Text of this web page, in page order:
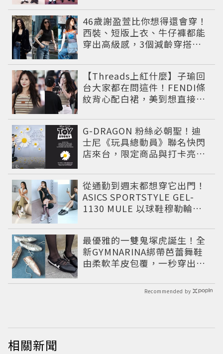
46歲謝盈萱比你想得還會穿！
西裝、短版上衣、牛仔褲都能
穿出高級感，3個減齡穿搭公
【Threads上紅什麼】子瑜回
台大家都在問這件！FENDI條
紋背心配白裙，美到想直接複
G-DRAGON 粉絲必朝聖！迪
士尼《玩具總動員》聯名快閃
店來台，限定商品與打卡亮點
從通勤到週末都想穿它出門！
ASICS SPORTSTYLE GEL-
1130 MULE 以球鞋穆勒輪廓
的復古運動穿搭 LOOK
最優雅的一雙鬼塚虎誕生！全
新GYMNARINA綁帶芭蕾舞鞋
由柔軟羊皮包覆，一秒穿出精
Recommended by
相關新聞